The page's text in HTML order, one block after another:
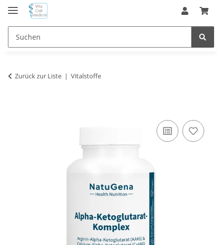
Zurück zur Liste Vitalstoffe